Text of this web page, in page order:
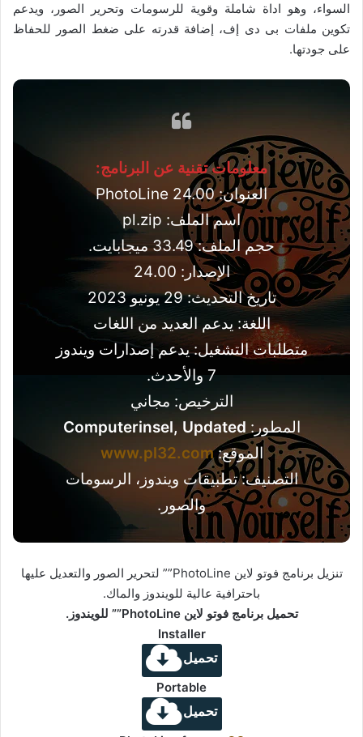
السواء، وهو اداة شاملة وقوية للرسومات وتحرير الصور، ويدعم
تكوين ملفات بى دى إف، إضافة قدرته على ضغط الصور للحفاظ
على جودتها.
معلومات تقنية عن البرنامج:
العنوان: PhotoLine 24.00
اسم الملف: pl.zip
حجم الملف: 33.49 ميجابايت.
الإصدار: 24.00
تاريخ التحديث: 29 يونيو 2023
اللغة: يدعم العديد من اللغات
متطلبات التشغيل: يدعم إصدارات ويندوز
7 والأحدث.
الترخيص: مجاني
المطور: Computerinsel, Updated
الموقع:www.pl32.com
التصنيف: تطبيقات ويندوز، الرسومات
والصور.
تنزيل برنامج فوتو لاين PhotoLine”” لتحرير الصور والتعديل عليها
باحترافية عالية للويندوز والماك.
تحميل برنامج فوتو لاين PhotoLine”” للويندوز.
Installer
تحميل
Portable
تحميل